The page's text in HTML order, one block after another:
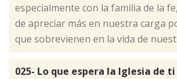
especialmente con la familia de la
de apreciar más en nuestra carga
que sobrevienen en la vida de
025- Lo que espera la Iglesia de